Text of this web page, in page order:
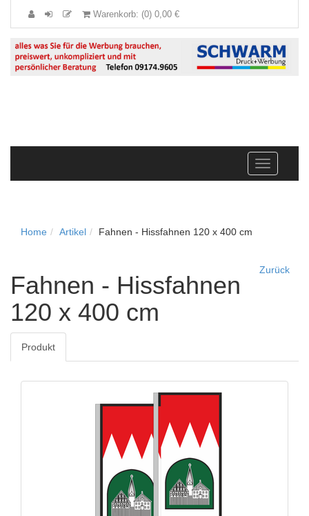
Warenkorb: (0) 0,00 €
Navigation
anzeigen
Home Artikel Fahnen - Hissfahnen 120 x 400 cm
Zurück
Fahnen - Hissfahnen
120 x 400 cm
Produkt